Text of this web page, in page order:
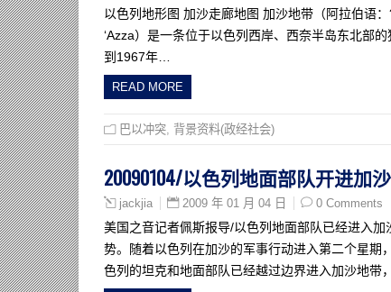
以色列地形图 加沙走廊地图 加沙地带（阿拉伯语
‘Azza）是一条位于以色列西岸、西奈半岛东北部
到1967年…
READ MORE
巴以冲突 背景资料(政经社会)
20090104/以色列地面部队开进加沙
jackjia 2009 年 01 月 04 日 0 Comments
美国之音记者佩斯报导/以色列地面部队已经进入
势。随着以色列在加沙的军事行动进入第二个星期
色列的坦克和地面部队已经越过边界进入加沙地带